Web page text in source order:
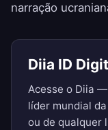
narração
Diia ID
Acesse o Diia
líder mundial
ou de qualquer